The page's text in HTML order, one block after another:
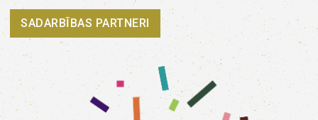
SADARBĪBAS PARTNERI